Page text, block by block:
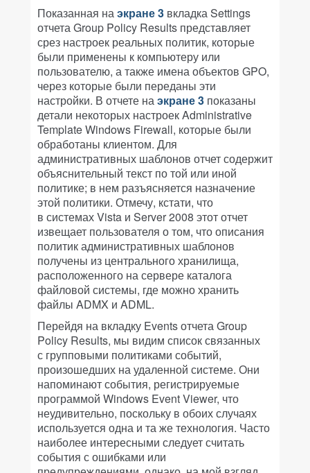
Показанная наэкране 3 вкладка Settings
отчета Group Policy Results представляет
срез настроек реальных политик, которые
были применены к компьютеру или
пользователю, а также имена объектов GPO,
через которые были переданы эти
настройки. В отчете наэкране 3 показаны
детали некоторых настроек Administrative
Template Windows Firewall, которые были
обработаны клиентом. Для
административных шаблонов отчет содержит
объяснительный текст по той или иной
политике; в нем разъясняется назначение
этой политики. Отмечу, кстати, что
в системах Vista и Server 2008 этот отчет
извещает пользователя о том, что описания
политик административных шаблонов
получены из центрального хранилища,
расположенного на сервере каталога
файловой системы, где можно хранить
файлы ADMX и ADML.
Перейдя на вкладку Events отчета Group
Policy Results, мы видим список связанных
с групповыми политиками событий,
произошедших на удаленной системе. Они
напоминают события, регистрируемые
программой Windows Event Viewer, что
неудивительно, поскольку в обоих случаях
используется одна и та же технология. Часто
наиболее интересными следует считать
события с ошибками или